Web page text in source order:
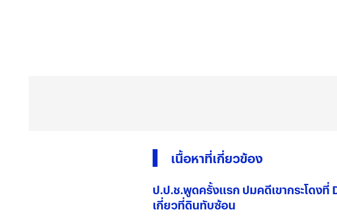
เนื้อหาที่เกี่ยวข้อง
ป.ป.ช.พูดครั้งแรก ปมคดีเขากระโดงที่
เกี่ยวที่ดินทับซ้อน